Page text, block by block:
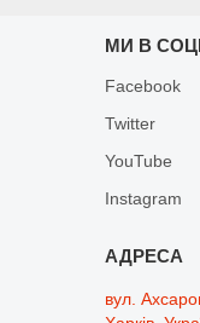
МИ В
Facebook
Twitter
YouTube
Instagram
вул.